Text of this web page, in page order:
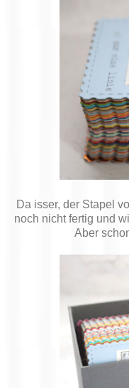
Da isser, der Stapel
noch nicht fertig und
Aber